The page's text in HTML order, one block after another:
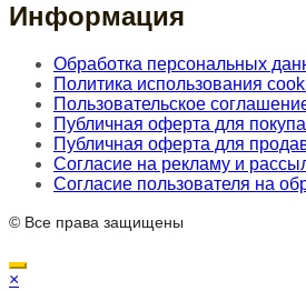
Информация
Обработка персональных
Политика использования
Пользовательское
Публичная оферта для
Публичная оферта для
Согласие на рекламу и
Согласие пользователя на
© Все права защищены
×